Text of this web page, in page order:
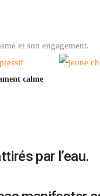
et son
calme
par l’eau.